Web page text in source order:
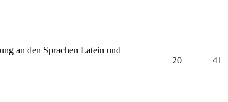
an den Sprachen Latein und
20 41